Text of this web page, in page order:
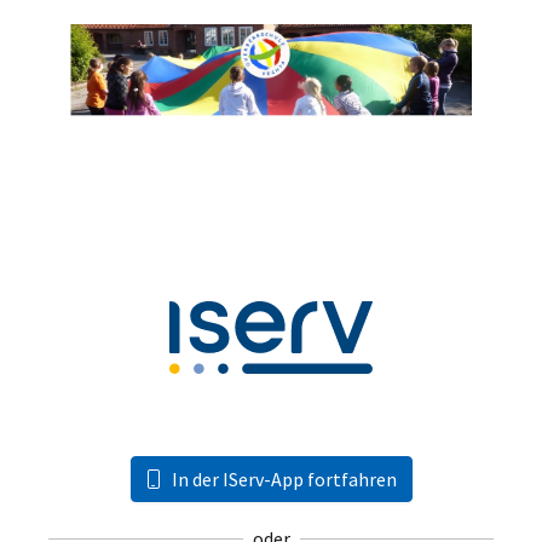
In der IServ-App fortfahren